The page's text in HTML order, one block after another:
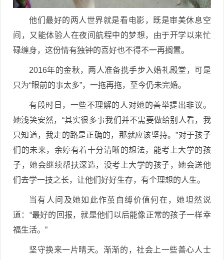
他们最好的两人世界就是看电影，既是审美休息空
间，又能体验人在夜间航程中的梦想，由于开学以来忙
碌缠身，这份情有独钟的喜好也不得不一再搁置。
2016年的金秋，两人准备携手步入婚礼殿堂，可是
只为“眼前的事太多”，一拖再拖，至今仍未完婚。
有段时日，一些不理解的人对她的善举提出非议。
她浅笑安然，“其实很多事我们并不需要做给别人看，我
只知道，我走的路是正确的，那就应该坚持。”对于孩子
们的未来，余婷有着十分清晰的想法，能考上大学的孩
子，她会继续帮扶深造，没考上大学的孩子，她会送他
们去学一技之长，让他们好好生存，有个理想的人生。
当有人问及她如此作茧自缚价值何在，她坦然说
道：“最好的回报，就是他们以后能像正常的孩子一样幸
福生活。”
坚守换来一片晴天。渐渐的，社会上一些善心人士